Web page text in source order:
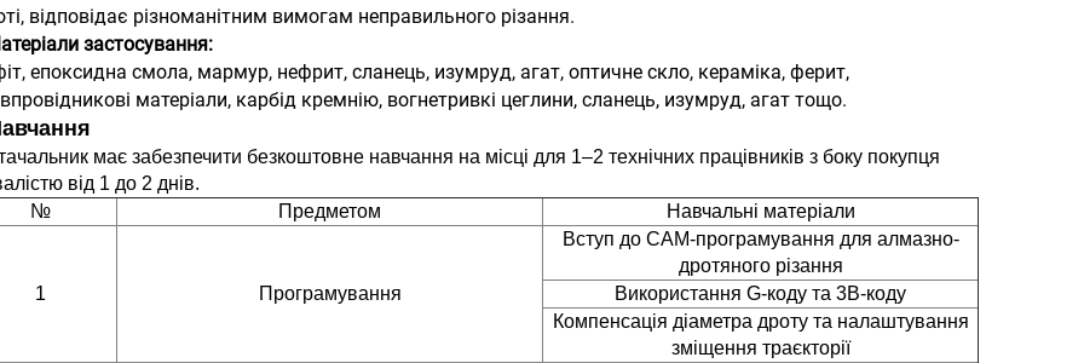
відповідає різноманітним вимогам неправильного різання.
застосування:
епоксидна смола, мармур, нефрит, сланець, изумруд, агат, оптичне скло, кераміка, ферит,
матеріали, карбід кремнію, вогнетривкі цеглини, сланець, изумруд, агат тощо.
має забезпечити безкоштовне навчання на місці для 1–2 технічних працівників з боку покупця
від 1 до 2 днів.
№
Предметом Навчальні матеріали
1 Програмування
Вступ до CAM-програмування для алмазно-
дротяного різання
Використання G-коду та 3B-коду
Компенсація діаметра дроту та налаштування
зміщення траєкторії